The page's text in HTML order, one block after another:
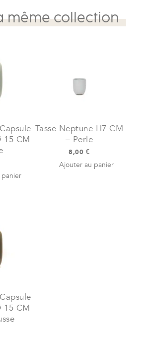
même collection
15 CM
Tasse Neptune H7 CM
– Perle
8,00 €
Ajouter au panier
15 CM